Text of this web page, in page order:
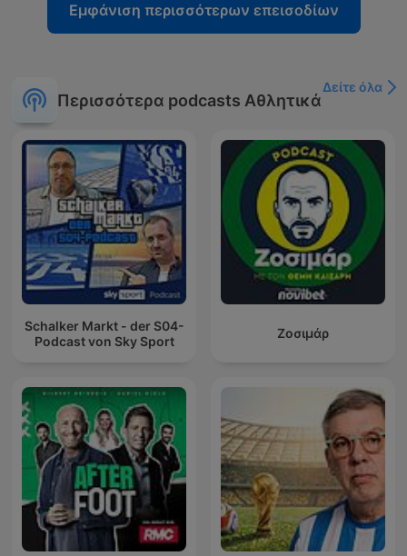
Εμφάνιση περισσότερων επεισοδίων
Περισσότερα podcasts Αθλητικά
Δείτε όλα
Schalker Markt - der S04-
Podcast von Sky Sport
Ζοσιμάρ